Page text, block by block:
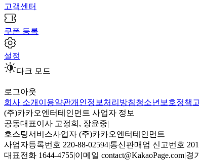
고객센터
쿠폰 등록
설정
다크 모드
로그아웃
회사 소개 이용약관개인정보처리방침청소년보호정책
(주)카카오엔터테인먼트 사업자 정보
공동대표이사 고정희, 장윤중|
호스팅서비스사업자 (주)카카오엔터테인먼트
사업자등록번호 220-88-02594|통신판매업 신고번호
대표전화 1644-4755|이메일 contact@KakaoPage.com|경